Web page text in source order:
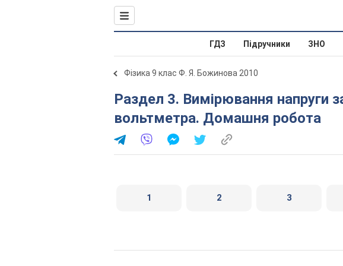
ГДЗ Підручники ЗНО
Фізика 9 клас Ф. Я. Божинова 2010
Раздел 3. Вимірювання напруги за допомогою
вольтметра. Домашня робота
1 2 3